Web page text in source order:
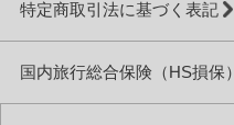
特定商取引法に基づく表記
国内旅行総合保険（HS損保）